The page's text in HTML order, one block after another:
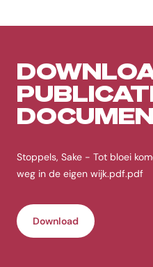
Stoppels, Sake - Tot bloei
weg in de eigen wijk.pdf.pdf
Download